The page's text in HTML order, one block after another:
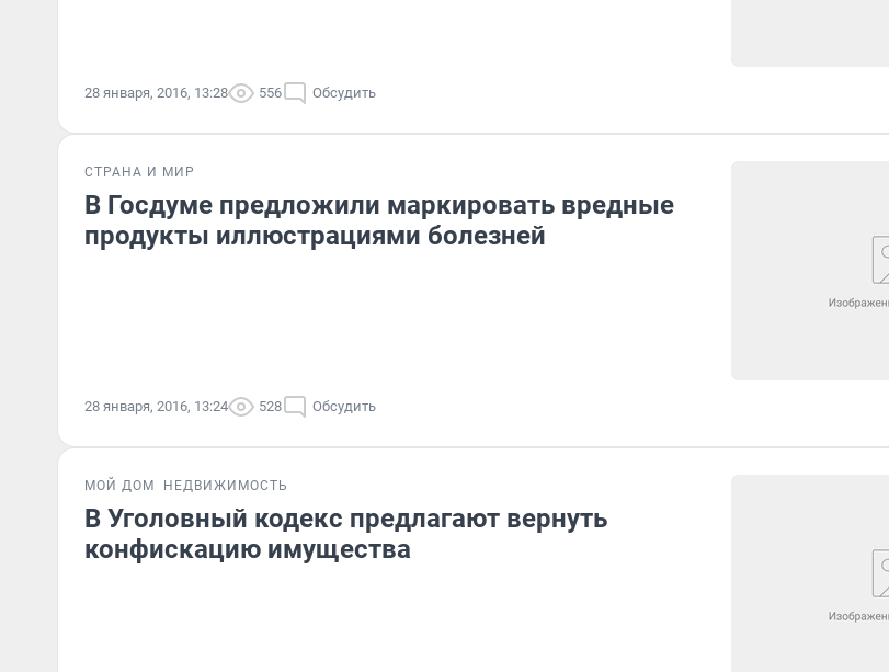
28 января, 2016, 13:28 556 Обсудить
СТРАНА И МИР
В Госдуме предложили маркировать вредные
продукты иллюстрациями болезней
28 января, 2016, 13:24 528 Обсудить
МОЙ ДОМ НЕДВИЖИМОСТЬ
В Уголовный кодекс предлагают вернуть
конфискацию имущества